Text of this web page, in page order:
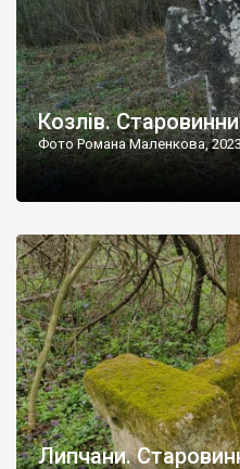
Козлів.
Фото Романа Маленкова,
Липчани.